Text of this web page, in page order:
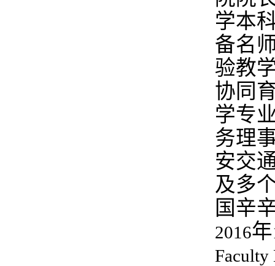
学本
备名
验教
协同
学专
务理
安交
及多
国辛
2016年
Faculty